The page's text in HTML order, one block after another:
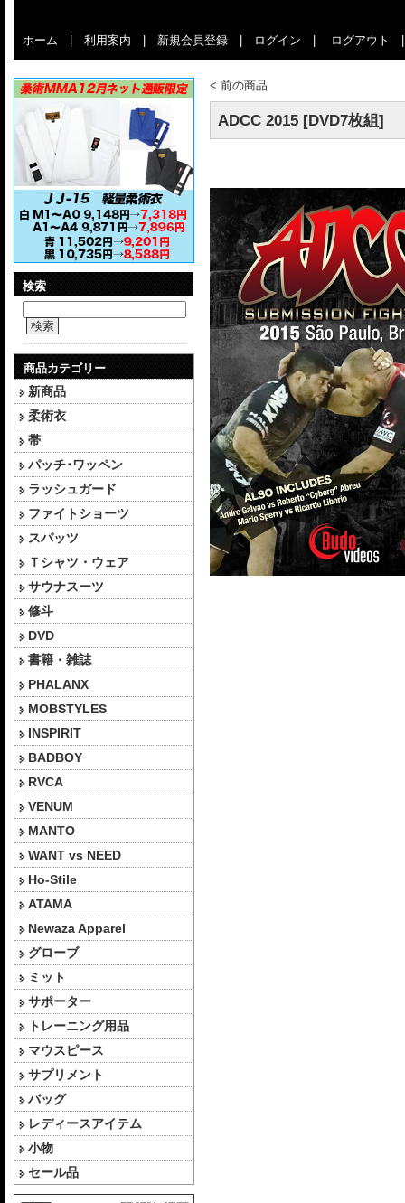
ホーム 利用案内 新規会員登録 ログイン ログアウト
検索
検索
商品カテゴリー
新商品
柔術衣
帯
パッチ･ワッペン
ラッシュガード
ファイトショーツ
スパッツ
Ｔシャツ・ウェア
サウナスーツ
修斗
DVD
書籍・雑誌
PHALANX
MOBSTYLES
INSPIRIT
BADBOY
RVCA
VENUM
MANTO
WANT vs NEED
Ho-Stile
ATAMA
Newaza Apparel
グローブ
ミット
サポーター
トレーニング用品
マウスピース
サプリメント
バッグ
レディースアイテム
小物
セール品
< 前の商品
ADCC 2015 [DVD7枚組]